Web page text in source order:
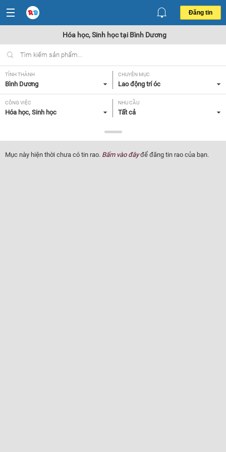
Đăng tin
Hóa học, Sinh học tại Bình Dương
TỈNH THÀNH
Bình Dương
CHUYÊN MỤC
Lao động trí óc
CÔNG VIỆC
Hóa học, Sinh học
NHU CẦU
Tất cả
Tất cả
Mục này hiện thời chưa có tin rao. Bấm vào đâyđể đăng tin rao của bạn.